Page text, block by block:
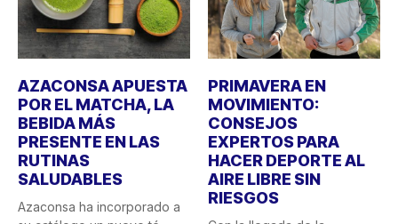
AZACONSA APUESTA
POR EL MATCHA, LA
BEBIDA MÁS
PRESENTE EN LAS
RUTINAS
SALUDABLES
Azaconsa ha incorporado a
PRIMAVERA EN
MOVIMIENTO:
CONSEJOS
EXPERTOS PARA
HACER DEPORTE AL
AIRE LIBRE SIN
RIESGOS